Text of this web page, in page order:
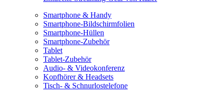
Smartphone & Handy
Smartphone-Bildschirmfolien
Smartphone-Hüllen
Smartphone-Zubehör
Tablet
Tablet-Zubehör
Audio- & Videokonferenz
Kopfhörer & Headsets
Tisch- & Schnurlostelefone